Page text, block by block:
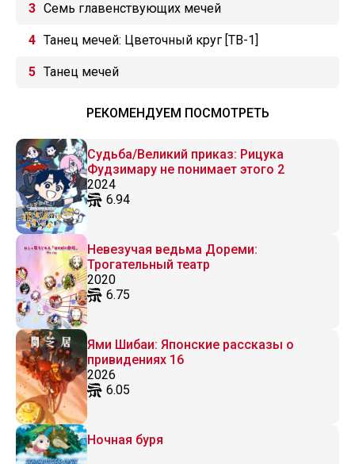
Семь главенствующих мечей
Танец мечей: Цветочный круг [ТВ-1]
Танец мечей
РЕКОМЕНДУЕМ ПОСМОТРЕТЬ
Судьба/Великий приказ: Рицука
Фудзимару не понимает этого 2
2024
6.94
Невезучая ведьма Дореми:
Трогательный театр
2020
6.75
Ями Шибаи: Японские рассказы о
привидениях 16
2026
6.05
Ночная буря